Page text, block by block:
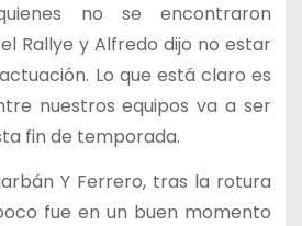
no se encontraron
Rallye y Alfredo dijo no estar
Lo que está claro es
nuestros equipos va a ser
fin de temporada.
Y Ferrero, tras la rotura
fue en un buen momento